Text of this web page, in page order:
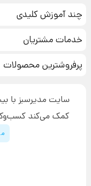
چند آموزش کلیدی
بازاریابی عصبی
تبلیغ نویسی
افزایش عملکرد
چگونه کتاب بنویسیم
دوره اینستاگرام
خدمات مشتریان
آموزش دسترسی به
پیگیری سفارش
پشتیبانی
قوانین و مقررات سایت
پرفروشترین محصولات
دوره
کمک می‌کند